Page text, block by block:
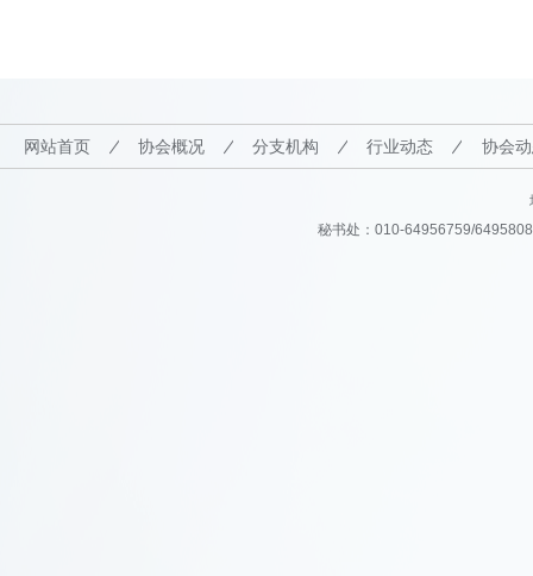
网站首页 协会概况 分支机构 行业动态 协会
秘书处：010-64956759/